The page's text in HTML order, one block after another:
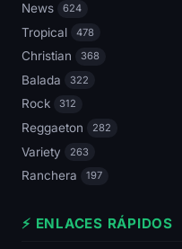
News 624
Tropical 478
Christian 368
Balada 322
Rock 312
Reggaeton 282
Variety 263
Ranchera 197
⚡ ENLACES RÁPIDOS